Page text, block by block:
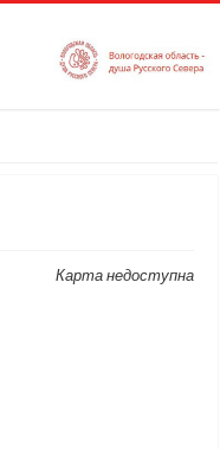
Карта недоступна